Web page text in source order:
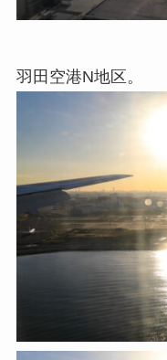
羽田空港N地区。